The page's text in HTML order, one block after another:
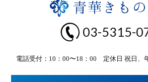
03-5315-
電話受付：10：00〜18：00 定休日 祝日、